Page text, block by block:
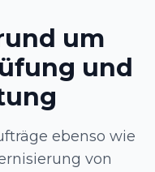
um
und
ebenso wie
von